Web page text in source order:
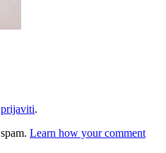
prijaviti.
Learn how your comment